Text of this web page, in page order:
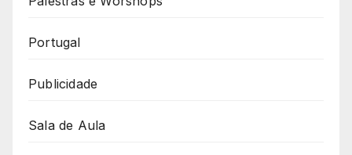
Portugal
Publicidade
Sala de Aula